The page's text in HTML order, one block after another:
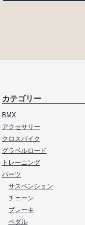
カテゴリー
BMX
アクセサリー
クロスバイク
グラベルロード
トレーニング
パーツ
サスペンション
チェーン
ブレーキ
ペダル